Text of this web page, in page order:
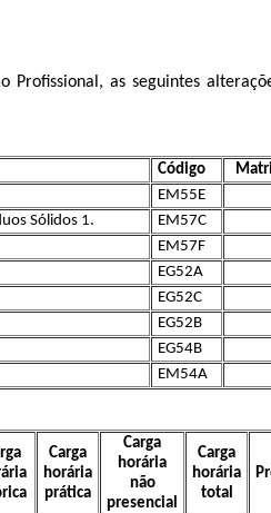
as seguintes
Código
EM55E
Sólidos 1.
EM57C
EM57F
EG52A
EG52C
EG52B
EG54B
EM54A
Carga
horária
prática
Carga
horária
não
presencial
Carga
horária
total